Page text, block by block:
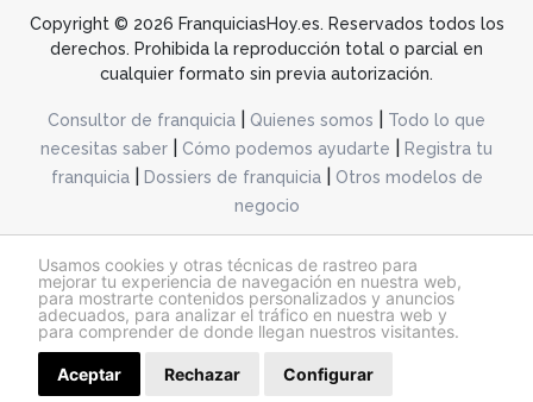
Usamos cookies y otras técnicas de rastreo para
mejorar tu experiencia de navegación en nuestra web,
para mostrarte contenidos personalizados y anuncios
adecuados, para analizar el tráfico en nuestra web y
para comprender de donde llegan nuestros visitantes.
Aceptar Rechazar Configurar
Copyright © 2026 FranquiciasHoy.es. Reservados todos los
derechos. Prohibida la reproducción total o parcial en
cualquier formato sin previa autorización.
Consultor de franquicia Quienes somos
Todo lo que
necesitas saber
Cómo podemos ayudarte
Registra tu
franquicia| Dossiers de franquicia|
Otros modelos de
negocio
@franquiciashoy.es |Aviso legal| Política de cookies|Política de privacidad